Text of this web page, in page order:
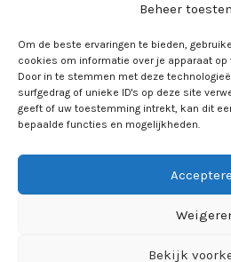
Beheer
Om de beste ervaringen te bieden,
cookies om informatie over je apparaat
Door in te stemmen met deze
surfgedrag of unieke ID's op deze site
geeft of uw toestemming intrekt, kan dit
bepaalde functies en mogelijkheden.
Bekijk
Newsletter